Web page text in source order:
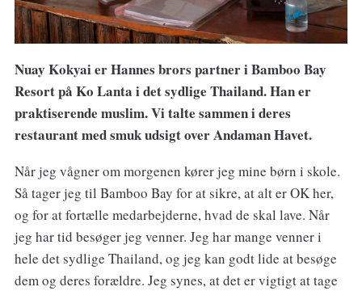
Nuay Kokyai er Hannes brors partner i Bamboo Bay
Resort på Ko Lanta i det sydlige Thailand. Han er
praktiserende muslim. Vi talte sammen i deres
restaurant med smuk udsigt over Andaman Havet.
Når jeg vågner om morgenen kører jeg mine børn i skole.
Så tager jeg til Bamboo Bay for at sikre, at alt er OK her,
og for at fortælle medarbejderne, hvad de skal lave. Når
jeg har tid besøger jeg venner. Jeg har mange venner i
hele det sydlige Thailand, og jeg kan godt lide at besøge
dem og deres forældre. Jeg synes, at det er vigtigt at tage